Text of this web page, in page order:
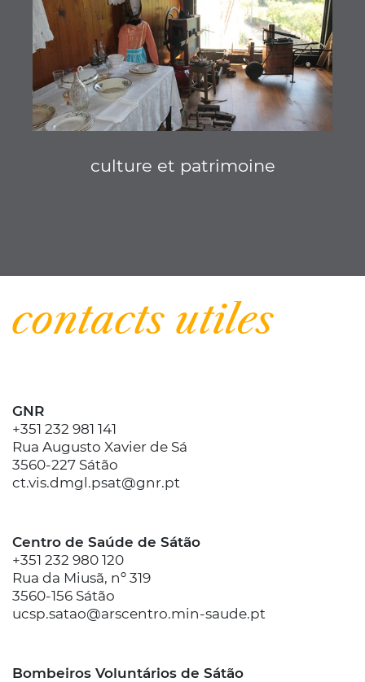
culture et patrimoine
contacts utiles
GNR
+351 232 981 141
Rua Augusto Xavier de Sá
3560-227 Sátão
ct.vis.dmgl.psat@gnr.pt
Centro de Saúde de Sátão
+351 232 980 120
Rua da Miusã, nº 319
3560-156 Sátão
ucsp.satao@arscentro.min-saude.pt
Bombeiros Voluntários de Sátão